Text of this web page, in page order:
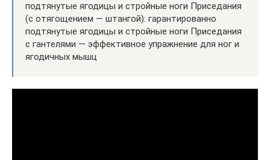
подтянутые ягодицы и стройные ноги Приседания
(с отягощением — штангой): гарантированно
подтянутые ягодицы и стройные ноги Приседания
с гантелями — эффективное упражнение для ног и
ягодичных мышц